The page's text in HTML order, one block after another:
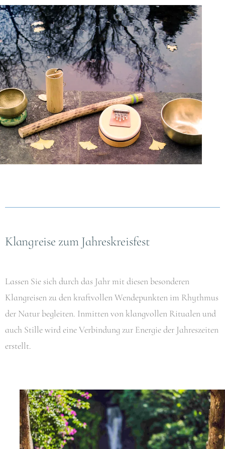
Klangreise zum Jahreskreisfest
Lassen Sie sich durch das Jahr mit diesen besonderen
Klangreisen zu den kraftvollen Wendepunkten im Rhythmus
der Natur begleiten. Inmitten von klangvollen Ritualen und
auch Stille wird eine Verbindung zur Energie der Jahreszeiten
erstellt.